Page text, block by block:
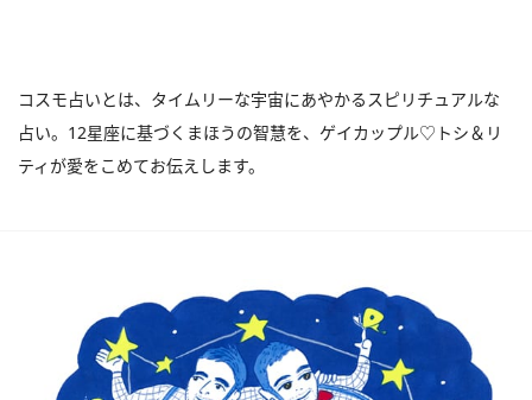
コスモ占いとは、タイムリーな宇宙にあやかるスピリチュアルな
占い。12星座に基づくまほうの智慧を、ゲイカップル♡トシ＆リ
ティが愛をこめてお伝えします。